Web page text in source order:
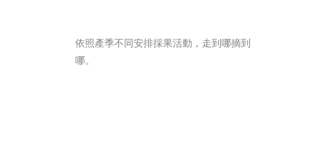
依照產季不同安排採果活動，走到哪摘到
哪。